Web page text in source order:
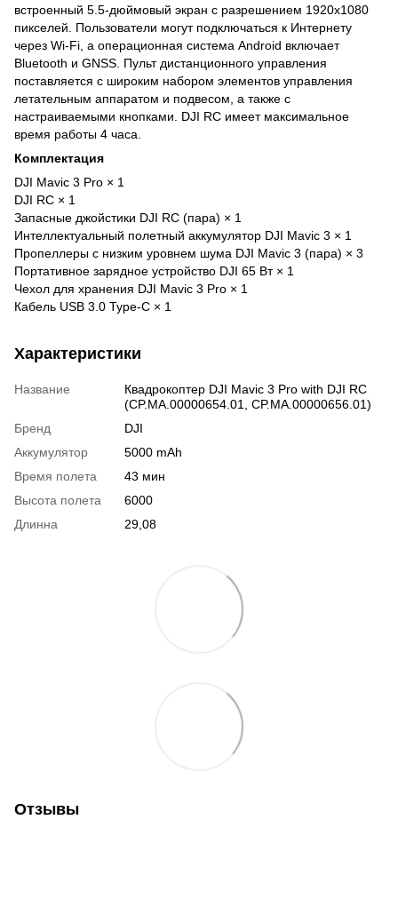
встроенный 5.5-дюймовый экран с разрешением 1920х1080
пикселей. Пользователи могут подключаться к Интернету
через Wi-Fi, а операционная система Android включает
Bluetooth и GNSS. Пульт дистанционного управления
поставляется с широким набором элементов управления
летательным аппаратом и подвесом, а также с
настраиваемыми кнопками. DJI RC имеет максимальное
время работы 4 часа.
Комплектация
DJI Mavic 3 Pro × 1
DJI RC × 1
Запасные джойстики DJI RC (пара) × 1
Интеллектуальный полетный аккумулятор DJI Mavic 3 × 1
Пропеллеры с низким уровнем шума DJI Mavic 3 (пара) × 3
Портативное зарядное устройство DJI 65 Вт × 1
Чехол для хранения DJI Mavic 3 Pro × 1
Кабель USB 3.0 Type-C × 1
Характеристики
Название
Квадрокоптер DJI Mavic 3 Pro with DJI RC
(CP.MA.00000654.01, CP.MA.00000656.01)
Бренд
DJI
Аккумулятор
5000 mAh
Время полета
43 мин
Высота полета
6000
Длинна
29,08
Отзывы